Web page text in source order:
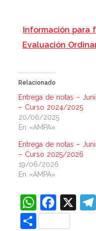
Información para
Evaluación
Relacionado
Entrega de notas –
– Curso 2024/2025
20/06/2025
En «AMPA»
Entrega de notas –
– Curso 2025/2026
19/06/2026
En «AMPA»
X